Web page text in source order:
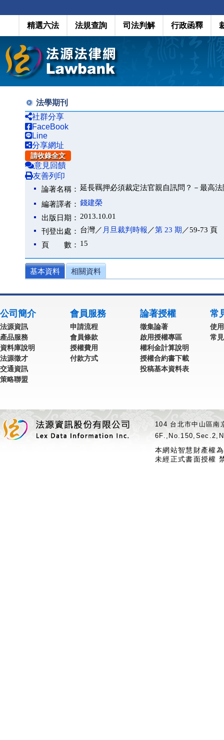
精選六法 法規查詢 司法判解 行政函釋
法學期刊
社群分享
FaceBook
Line
分享網址
請收錄全文
意見回饋
友善列印
論著名稱： 延長羈押必須裁定法官親自訊問？－最高
編著譯者： 錢建榮
出版日期： 2013.10.01
刊登出處： 台灣／ 月旦裁判時報 ／第 23 期 ／59-73 頁
頁 數： 15
基本資料 相關資料
公司簡介
法源資訊
產品服務
資料庫說明
法源徵才
交通資訊
策略聯盟
會員服務
申請流程
會員條款
授權費用
付款方式
論著授權
徵集論著
啟用授權專區
權利金計算說明
授權合約書下載
投稿基本資料表
常
使
常
104 台北市中山區
本網站智慧財產權
未經正式書面授權